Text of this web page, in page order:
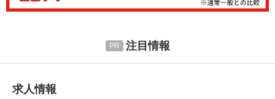
注目情報
求人情報